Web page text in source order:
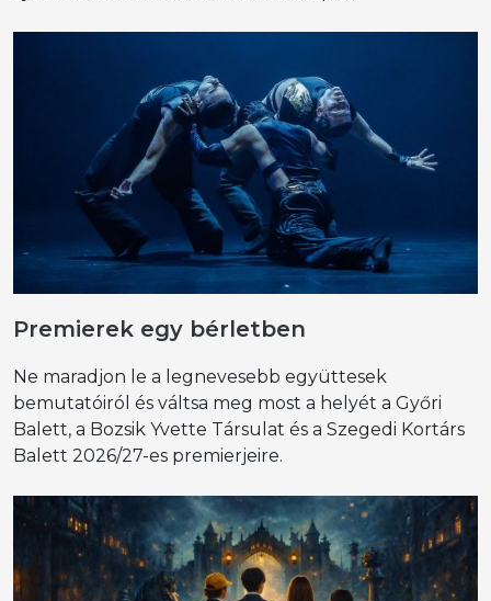
Premierek egy bérletben
Ne maradjon le a legnevesebb együttesek
bemutatóiról és váltsa meg most a helyét a Győri
Balett, a Bozsik Yvette Társulat és a Szegedi Kortárs
Balett 2026/27-es premierjeire.